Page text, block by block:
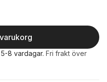
5-8 vardagar. Fri frakt över